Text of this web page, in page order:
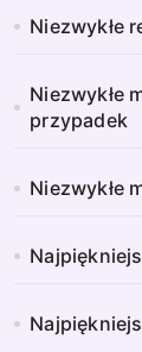
Niezwykłe
Niezwykłe
przypadek
Niezwykłe